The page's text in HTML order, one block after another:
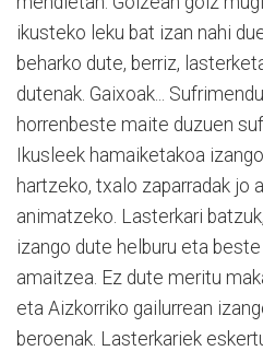
ikusteko leku bat izan nahi
beharko dute, berriz,
dutenak. Gaixoak...
horrenbeste maite duzuen
Ikusleek hamaiketakoa
hartzeko, txalo zaparradak jo
animatzeko. Lasterkari
izango dute helburu eta
amaitzea. Ez dute meritu
eta Aizkorriko gailurrean
beroenak. Lasterkariek